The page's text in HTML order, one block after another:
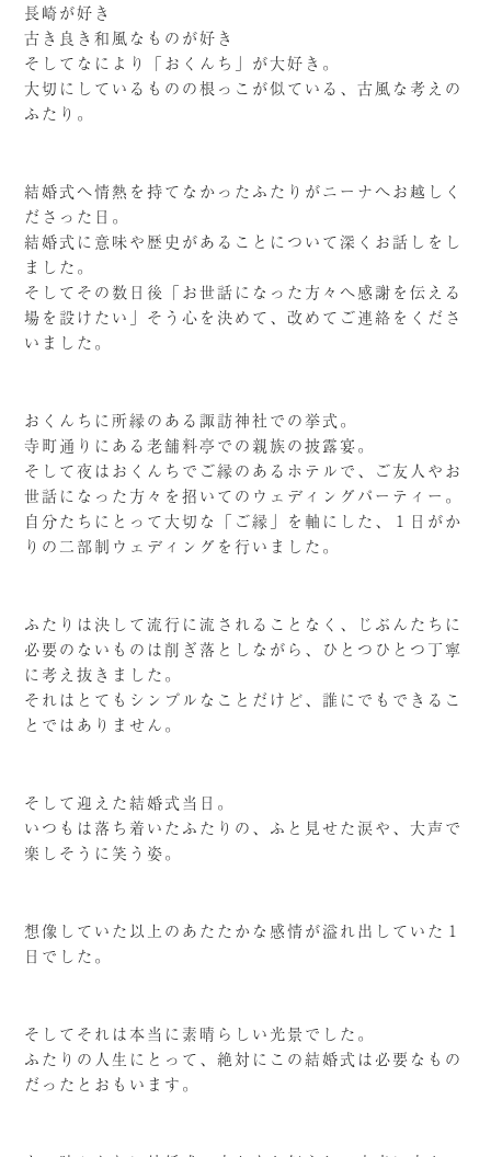
長崎が好き
古き良き和風なものが好き
そしてなにより「おくんち」が大好き。
大切にしているものの根っこが似ている、古風な考えの
ふたり。
結婚式へ情熱を持てなかったふたりがニーナへお越しく
ださった日。
結婚式に意味や歴史があることについて深くお話しをし
ました。
そしてその数日後「お世話になった方々へ感謝を伝える
場を設けたい」そう心を決めて、改めてご連絡をくださ
いました。
おくんちに所縁のある諏訪神社での挙式。
寺町通りにある老舗料亭での親族の披露宴。
そして夜はおくんちでご縁のあるホテルで、ご友人やお
世話になった方々を招いてのウェディングパーティー。
自分たちにとって大切な「ご縁」を軸にした、１日がか
りの二部制ウェディングを行いました。
ふたりは決して流行に流されることなく、じぶんたちに
必要のないものは削ぎ落としながら、ひとつひとつ丁寧
に考え抜きました。
それはとてもシンプルなことだけど、誰にでもできるこ
とではありません。
そして迎えた結婚式当日。
いつもは落ち着いたふたりの、ふと見せた涙や、大声で
楽しそうに笑う姿。
想像していた以上のあたたかな感情が溢れ出していた１
日でした。
そしてそれは本当に素晴らしい光景でした。
ふたりの人生にとって、絶対にこの結婚式は必要なもの
だったとおもいます。